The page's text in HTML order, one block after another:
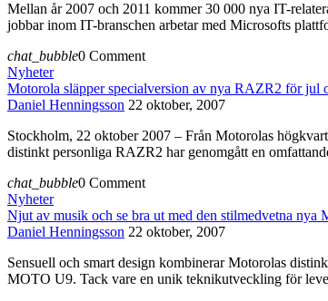
Mellan år 2007 och 2011 kommer 30 000 nya IT-
jobbar inom IT-branschen arbetar med Microsofts
chat_bubble0 Comment
Nyheter
Motorola släpper specialversion av nya RAZR2 för jul
Daniel Henningsson 22 oktober, 2007
Stockholm, 22 oktober 2007 – Från Motorolas
distinkt personliga RAZR2 har genomgått en
chat_bubble0 Comment
Nyheter
Njut av musik och se bra ut med den stilmedvetna nya
Daniel Henningsson 22 oktober, 2007
Sensuell och smart design kombinerar Motorolas
MOTO U9. Tack vare en unik teknikutveckling för